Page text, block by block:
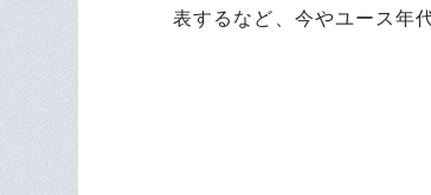
表するなど、今やユース年